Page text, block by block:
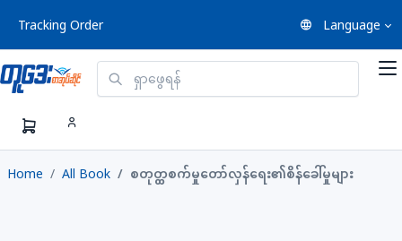
Tracking Order Language
Home All Book စတုတ္ထစက်မှုတော်လှန်ရေး၏စိန်ခေါ်မှုများ